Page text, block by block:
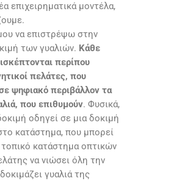
επιχειρηματικά μοντέλα,
να επιστρέψω στην
των γυαλιών. Κάθε
περίπου
πελάτες, που
ψηφιακό περιβάλλον τα
που επιθυμούν. Φυσικά,
οδηγεί σε μια δοκιμή
κατάστημα, που μπορεί
τοπικό κατάστημα οπτικών
να νιώσει όλη την
γυαλιά της